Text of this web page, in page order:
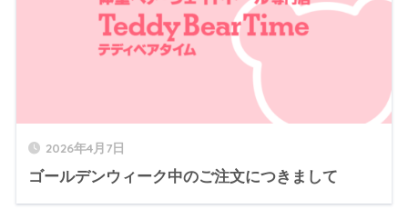
2026年4月7日
ゴールデンウィーク中のご注文につきまして